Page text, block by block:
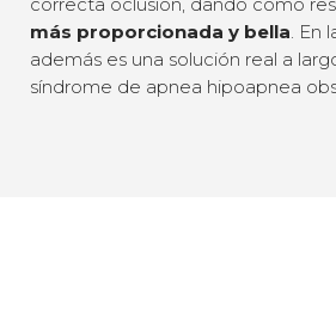
más proporcionada y bella. En
además es una solución real a
síndrome de apnea hipoapnea